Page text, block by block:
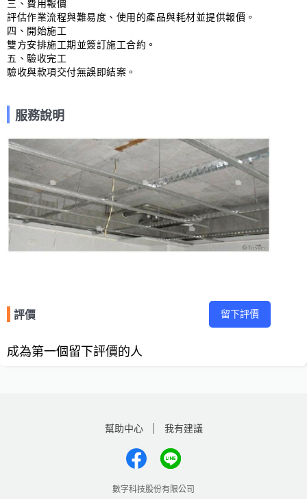
三、費用報價
評估作業流程與難易度、使用的產品與耗材並提供報價。
四、開始施工
雙方安排施工期並簽訂施工合約。
五、驗收完工
驗收與款項交付無誤即結案。
服務說明
評價 留下評價
成為第一個留下評價的人
幫助中心 我有建議
數字科技股份有限公司